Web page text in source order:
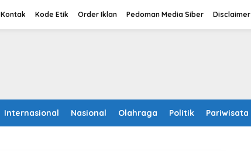
Kontak Kode Etik Order Iklan Pedoman Media Siber Disclaimer
Internasional Nasional Olahraga Politik Pariwisata